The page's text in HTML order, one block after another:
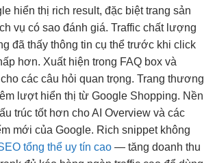
hiển thị rich result, đặc biệt trang sản
vụ có sao đánh giá. Traffic chất lượng
đã thấy thông tin cụ thể trước khi click
hơn. Xuất hiện trong FAQ box và
các câu hỏi quan trọng. Trang thương
lượt hiển thị từ Google Shopping. Nền
trúc tốt hơn cho AI Overview và các
mới của Google. Rich snippet không
tổng thể uy tín cao — tăng doanh thu